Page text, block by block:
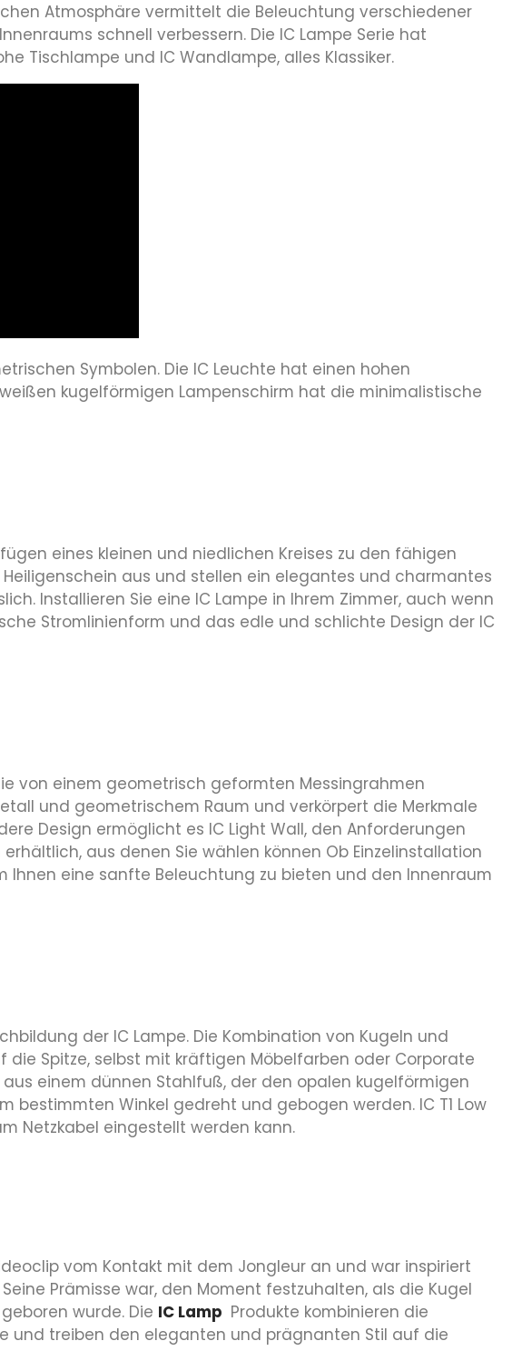
Atmosphäre vermittelt die Beleuchtung verschiedener
schnell verbessern. Die IC Lampe Serie hat
Tischlampe und IC Wandlampe, alles Klassiker.
Symbolen. Die IC Leuchte hat einen hohen
kugelförmigen Lampenschirm hat die minimalistische
eines kleinen und niedlichen Kreises zu den fähigen
aus und stellen ein elegantes und charmantes
Installieren Sie eine IC Lampe in Ihrem Zimmer, auch wenn
Stromlinienform und das edle und schlichte Design der IC
von einem geometrisch geformten Messingrahmen
und geometrischem Raum und verkörpert die Merkmale
Design ermöglicht es IC Light Wall, den Anforderungen
aus denen Sie wählen können Ob Einzelinstallation
Ihnen eine sanfte Beleuchtung zu bieten und den Innenraum
der IC Lampe. Die Kombination von Kugeln und
Spitze, selbst mit kräftigen Möbelfarben oder Corporate
einem dünnen Stahlfuß, der den opalen kugelförmigen
bestimmten Winkel gedreht und gebogen werden. IC T1 Low
Netzkabel eingestellt werden kann.
vom Kontakt mit dem Jongleur an und war inspiriert
Prämisse war, den Moment festzuhalten, als die Kugel
wurde. Die IC Lamp Produkte kombinieren die
und treiben den eleganten und prägnanten Stil auf die